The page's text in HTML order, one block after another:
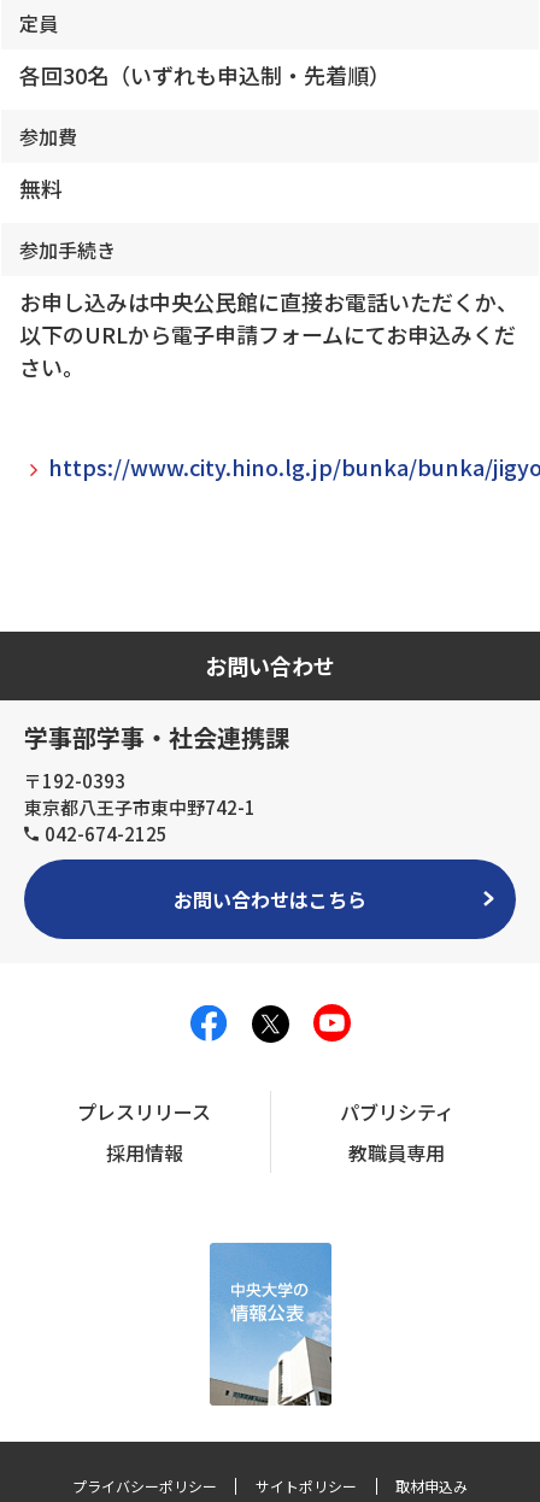
定員
各回30名（いずれも申込制・先着順）
参加費
無料
参加手続き
お申し込みは中央公民館に直接お電話いただくか、
以下のURLから電子申請フォームにてお申込みくだ
さい。
https://www.city.hino.lg.jp/bunka/bunka/
お問い合わせ
学事部学事・社会連携課
〒192-0393
東京都八王子市東中野742-1
042-674-2125
お問い合わせはこちら
プレスリリース
パブリシティ
採用情報
教職員専用
プライバシーポリシー サイトポリシー 取材申込み